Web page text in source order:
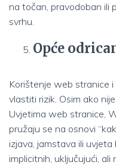
na točan, pravodoban ili
svrhu.
Opće
Korištenje web stranice
vlastiti rizik. Osim ako
Uvjetima web stranice,
pružaju se na osnovi
izjava, jamstava ili uvjeta
implicitnih, uključujući,